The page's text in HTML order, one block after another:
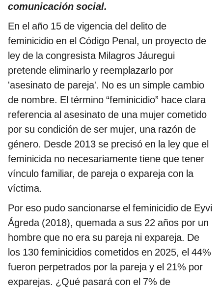
comunicación social.
En el año 15 de vigencia del delito de
feminicidio en el Código Penal, un proyecto de
ley de la congresista Milagros Jáuregui
pretende eliminarlo y reemplazarlo por
'asesinato de pareja'. No es un simple cambio
de nombre. El término “feminicidio” hace clara
referencia al asesinato de una mujer cometido
por su condición de ser mujer, una razón de
género. Desde 2013 se precisó en la ley que el
feminicida no necesariamente tiene que tener
vínculo familiar, de pareja o expareja con la
víctima.
Por eso pudo sancionarse el feminicidio de Eyvi
Ágreda (2018), quemada a sus 22 años por un
hombre que no era su pareja ni expareja. De
los 130 feminicidios cometidos en 2025, el 44%
fueron perpetrados por la pareja y el 21% por
exparejas. ¿Qué pasará con el 7% de